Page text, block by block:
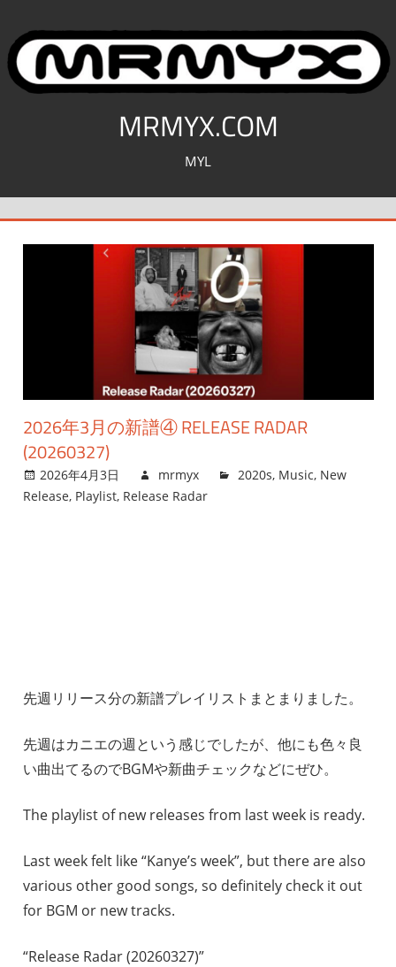
テ
ッ
MRMYX.COM
MYL
2026年3月の新譜④ RELEASE RADAR
(20260327)
2026年4月3日 mrmyx 2020s, Music, New
Release, Playlist, Release Radar
先週リリース分の新譜プレイリストまとまりました。
先週はカニエの週という感じでしたが、他にも色々良
い曲出てるのでBGMや新曲チェックなどにぜひ。
The playlist of new releases from last week is ready.
Last week felt like “Kanye’s week”, but there are also
various other good songs, so definitely check it out
for BGM or new tracks.
“Release Radar (20260327)”